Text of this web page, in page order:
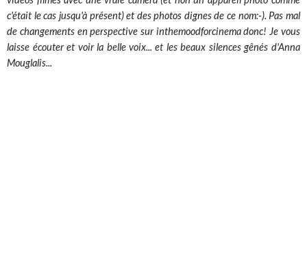
c'était le cas jusqu'à présent) et des photos dignes de ce nom:-). Pas mal
de changements en perspective sur inthemoodforcinema donc! Je vous
laisse écouter et voir la belle voix... et les beaux silences gênés d'Anna
Mouglalis...